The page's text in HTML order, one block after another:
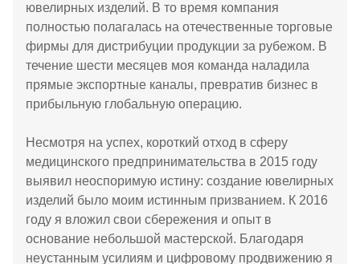
ювелирных изделий. В то время компания
полностью полагалась на отечественные торговые
фирмы для дистрибуции продукции за рубежом. В
течение шести месяцев моя команда наладила
прямые экспортные каналы, превратив бизнес в
прибыльную глобальную операцию.
Несмотря на успех, короткий отход в сферу
медицинского предпринимательства в 2015 году
выявил неоспоримую истину: создание ювелирных
изделий было моим истинным призванием. К 2016
году я вложил свои сбережения и опыт в
основание небольшой мастерской. Благодаря
неустанным усилиям и цифровому продвижению я